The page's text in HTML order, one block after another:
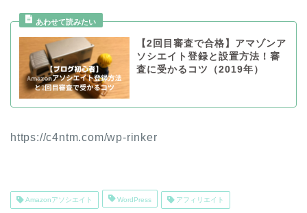
【2回目審査で合格】アマゾンア
ソシエイト登録と設置方法！審
査に受かるコツ（2019年）
https://c4ntm.com/wp-rinker
Amazonアソシエイト WordPress アフィリエイト